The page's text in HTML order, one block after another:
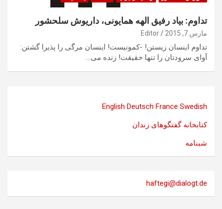
تداوم: بیاد رفیق الهه همایونی، داریوش سلحشور
مارس 7, 2015 Editor
تداوم اینسان زیستن! -کمونیست! اینسان مرگی را پذیرا گشتن:
آوای سرودتان را تنها حقیقت! زنده می…
English Deutsch France Swedish
کتابخانه گفتگوهای زندان
شبنامه
haftegi@dialogt.de